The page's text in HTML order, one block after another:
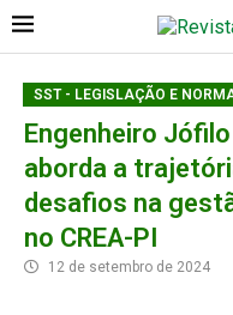
SST - LEGISLAÇÃO E
Engenheiro
aborda a
desafios na
no CREA-PI
12 de setembro de 2024